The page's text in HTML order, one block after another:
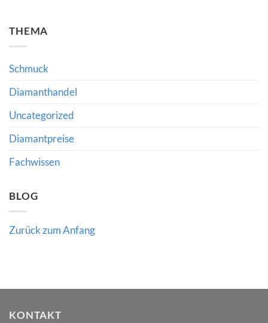
Diamantkauf
bedeutet
nach
Diamanten
bedeutet
Kaschmir-
Was
Auktionsergebnisse
den
Wert
Edelsteine
verraten
THEMA
Schmuck
Diamanthandel
Uncategorized
Diamantpreise
Fachwissen
BLOG
Zurück zum Anfang
KONTAKT